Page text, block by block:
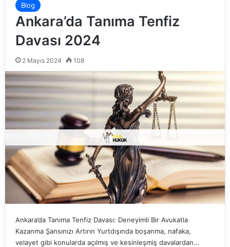
Blog
Ankara’da Tanıma Tenfiz
Davası 2024
2 Mayıs 2024 108
Ankara’da Tanıma Tenfiz Davası: Deneyimli Bir Avukatla
Kazanma Şansınızı Artırın Yurtdışında boşanma, nafaka,
velayet gibi konularda açılmış ve kesinleşmiş davalardan…